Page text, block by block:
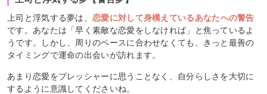
上司と浮気する夢は、 恋愛に対して身構えているあなたへの警告
です。あなたは「早く素敵な恋愛をしなければ」と焦っているよ
うです。しかし、周りのペースに合わせなくても、きっと最善の
タイミングで運命の出会いが訪れます。
あまり恋愛をプレッシャーに思うことなく、自分らしさを大切に
するように意識してくださいね。